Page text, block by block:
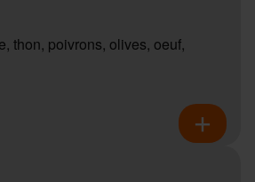
thon, poivrons, olives, oeuf,